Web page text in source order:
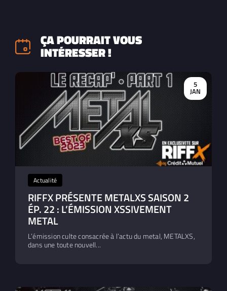
ÇA POURRAIT VOUS
INTÉRESSER !
5
JAN
Actualité
RIFFX PRÉSENTE METALXS SAISON 2
ÉP. 22 : L’ÉMISSION XSSIVEMENT
METAL
L’émission culte consacrée à l’actu du metal, METALXS,
dans une toute nouvell...